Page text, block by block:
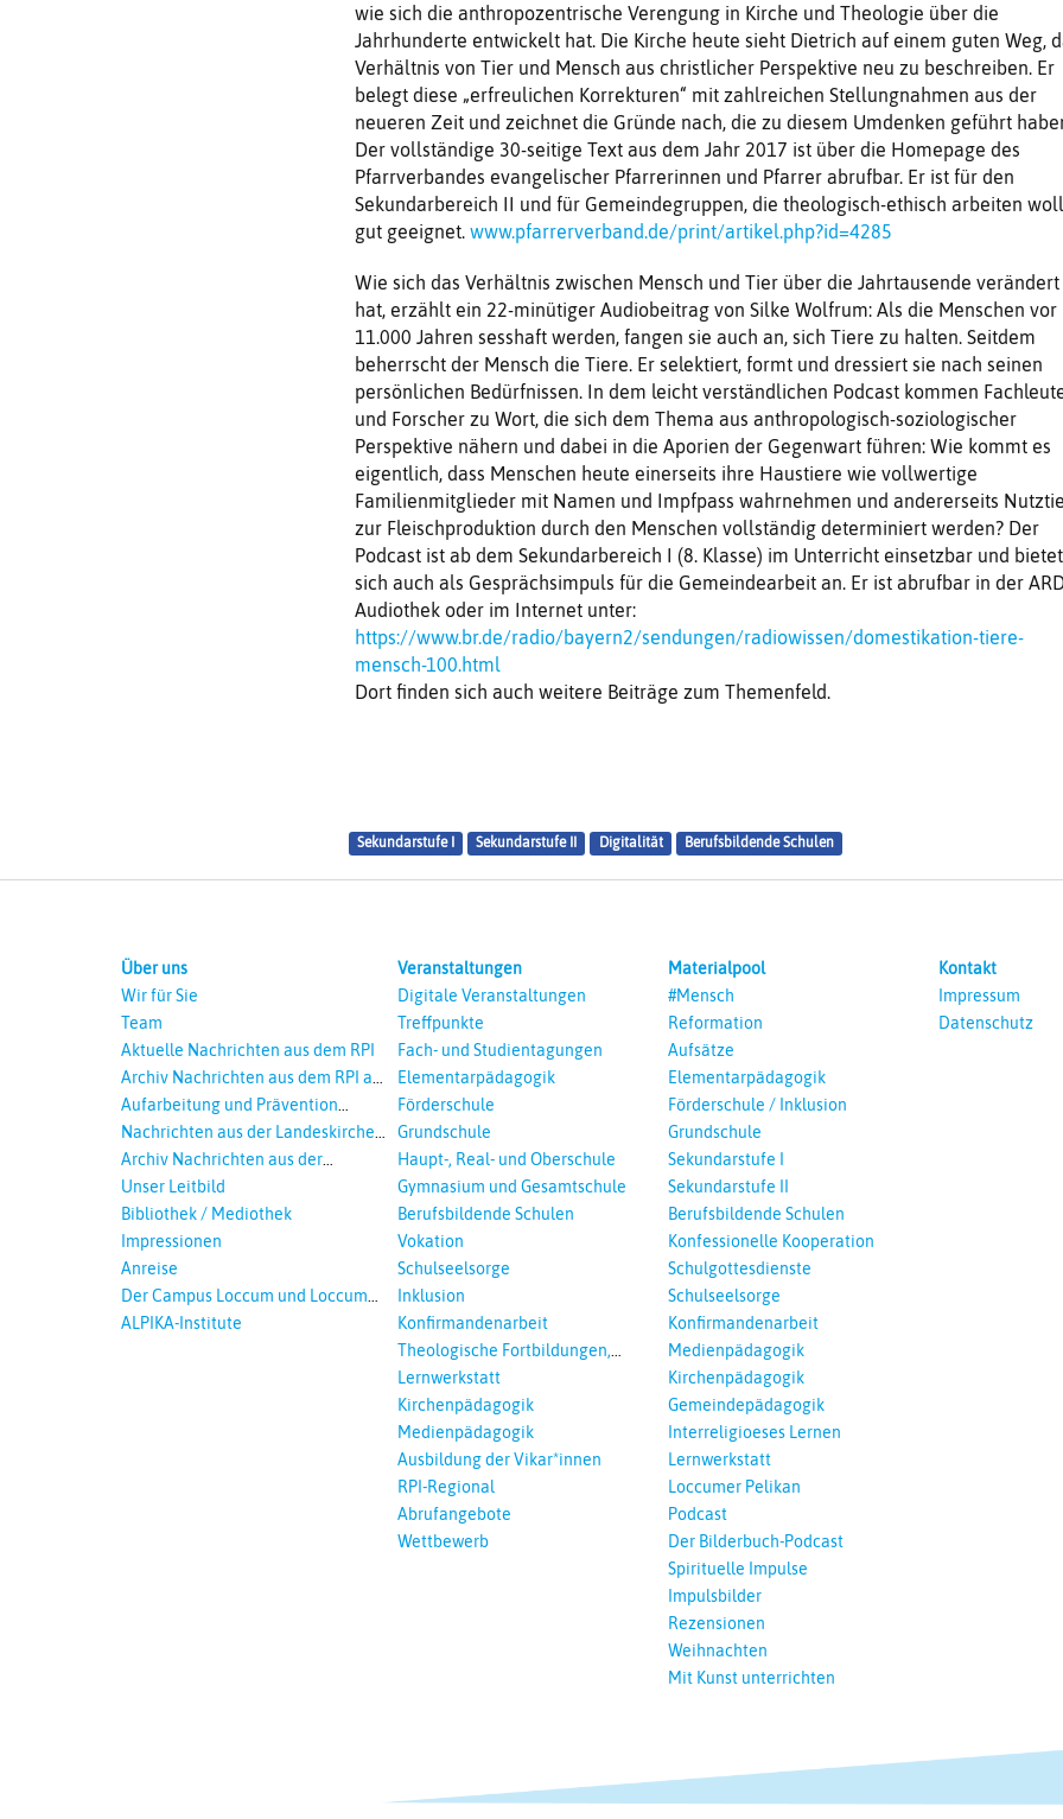
wie sich die anthropozentrische Verengung in Kirche und Theologie über die
Jahrhunderte entwickelt hat. Die Kirche heute sieht Dietrich auf einem guten Weg,
Verhältnis von Tier und Mensch aus christlicher Perspektive neu zu beschreiben. Er
belegt diese „erfreulichen Korrekturen“ mit zahlreichen Stellungnahmen aus der
neueren Zeit und zeichnet die Gründe nach, die zu diesem Umdenken geführt
Der vollständige 30-seitige Text aus dem Jahr 2017 ist über die Homepage des
Pfarrverbandes evangelischer Pfarrerinnen und Pfarrer abrufbar. Er ist für den
Sekundarbereich II und für Gemeindegruppen, die theologisch-ethisch arbeiten
gut geeignet. www.pfarrerverband.de/print/artikel.php?id=4285
Wie sich das Verhältnis zwischen Mensch und Tier über die Jahrtausende verändert
hat, erzählt ein 22-minütiger Audiobeitrag von Silke Wolfrum: Als die Menschen vor
11.000 Jahren sesshaft werden, fangen sie auch an, sich Tiere zu halten. Seitdem
beherrscht der Mensch die Tiere. Er selektiert, formt und dressiert sie nach seinen
persönlichen Bedürfnissen. In dem leicht verständlichen Podcast kommen
und Forscher zu Wort, die sich dem Thema aus anthropologisch-soziologischer
Perspektive nähern und dabei in die Aporien der Gegenwart führen: Wie kommt es
eigentlich, dass Menschen heute einerseits ihre Haustiere wie vollwertige
Familienmitglieder mit Namen und Impfpass wahrnehmen und andererseits
zur Fleischproduktion durch den Menschen vollständig determiniert werden? Der
Podcast ist ab dem Sekundarbereich I (8. Klasse) im Unterricht einsetzbar und bietet
sich auch als Gesprächsimpuls für die Gemeindearbeit an. Er ist abrufbar in der
Audiothek oder im Internet unter:
https://www.br.de/radio/bayern2/sendungen/radiowissen/domestikation-tiere-
mensch-100.html
Dort finden sich auch weitere Beiträge zum Themenfeld.
Sekundarstufe I Sekundarstufe II Digitalität Berufsbildende Schulen
Über uns
Wir für Sie
Team
Aktuelle Nachrichten aus dem RPI
Archiv Nachrichten aus dem RPI ab
2018
Aufarbeitung und Prävention
sexualisierte Gewalt - Landeskirche
Nachrichten aus der Landeskirche
Hannovers
Archiv Nachrichten aus der
Landeskirche in Auswahl
Unser Leitbild
Bibliothek / Mediothek
Impressionen
Anreise
Der Campus Loccum und Loccumer
Einrichtungen
ALPIKA-Institute
Veranstaltungen
Digitale Veranstaltungen
Treffpunkte
Fach- und Studientagungen
Elementarpädagogik
Förderschule
Grundschule
Haupt-, Real- und Oberschule
Gymnasium und Gesamtschule
Berufsbildende Schulen
Vokation
Schulseelsorge
Inklusion
Konfirmandenarbeit
Theologische Fortbildungen,
Ökumenisches und Interreligöses
Lernwerkstatt
Kirchenpädagogik
Medienpädagogik
Ausbildung der Vikar*innen
RPI-Regional
Abrufangebote
Wettbewerb
Materialpool
#Mensch
Reformation
Aufsätze
Elementarpädagogik
Förderschule / Inklusion
Grundschule
Sekundarstufe I
Sekundarstufe II
Berufsbildende Schulen
Konfessionelle Kooperation
Schulgottesdienste
Schulseelsorge
Konfirmandenarbeit
Medienpädagogik
Kirchenpädagogik
Gemeindepädagogik
Interreligioeses Lernen
Lernwerkstatt
Loccumer Pelikan
Podcast
Der Bilderbuch-Podcast
Spirituelle Impulse
Impulsbilder
Rezensionen
Weihnachten
Mit Kunst unterrichten
Kontakt
Impressum
Datenschutz